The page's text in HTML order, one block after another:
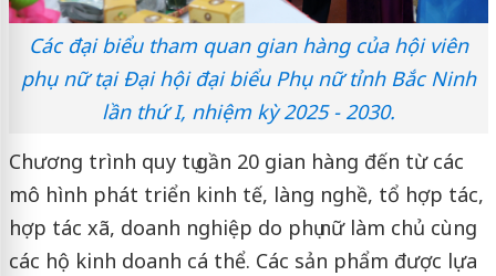
Các đại biểu tham quan gian hàng của hội viên
phụ nữ tại Đại hội đại biểu Phụ nữ tỉnh Bắc Ninh
lần thứ I, nhiệm kỳ 2025 - 2030.
Chương trình quy tụ gần 20 gian hàng đến từ các
mô hình phát triển kinh tế, làng nghề, tổ hợp tác,
hợp tác xã, doanh nghiệp do phụ nữ làm chủ cùng
các hộ kinh doanh cá thể. Các sản phẩm được lựa